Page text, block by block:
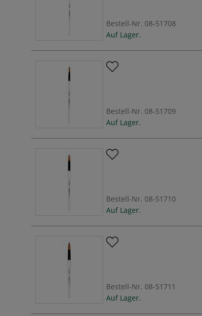
Bestell-Nr. 08-51708
Auf Lager.
Bestell-Nr. 08-51709
Auf Lager.
Bestell-Nr. 08-51710
Auf Lager.
Bestell-Nr. 08-51711
Auf Lager.